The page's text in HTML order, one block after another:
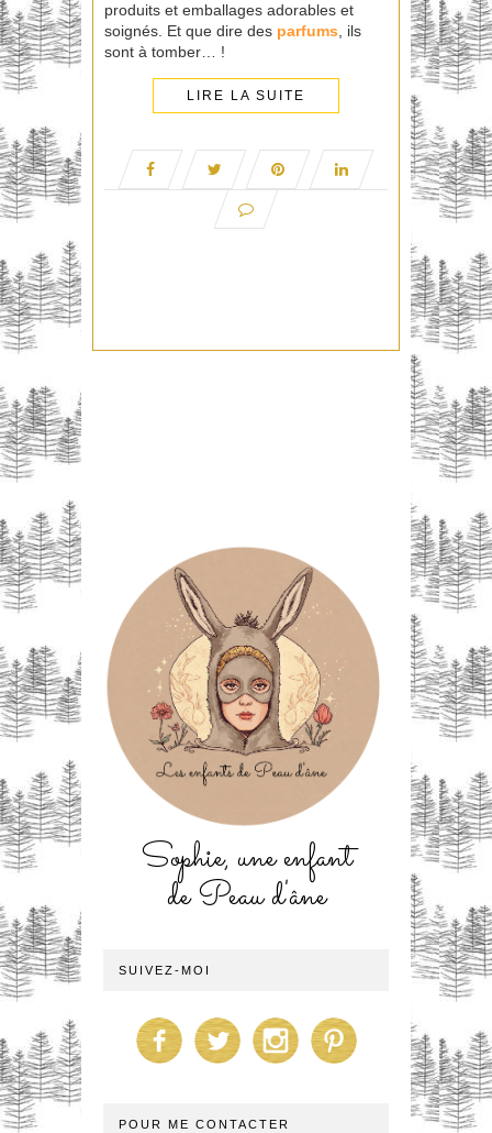
produits et emballages adorables et
soignés. Et que dire des parfums, ils
sont à tomber… !
LIRE LA SUITE
Sophie, une enfant
de Peau d'âne
SUIVEZ-MOI
POUR ME CONTACTER